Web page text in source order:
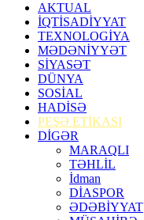
AKTUAL
İQTİSADİYYAT
TEXNOLOGİYA
MƏDƏNİYYƏT
SİYASƏT
DÜNYA
SOSİAL
HADİSƏ
PEŞƏ ETİKASI
DİGƏR
MARAQLI
TƏHLİL
İdman
DİASPOR
ƏDƏBİYYAT